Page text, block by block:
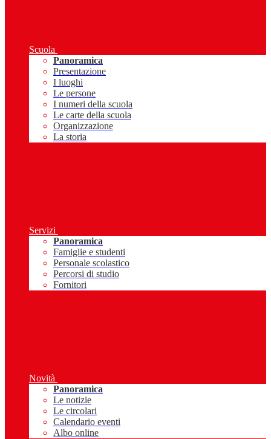
Scuola
Panoramica
Presentazione
I luoghi
Le persone
I numeri della scuola
Le carte della scuola
Organizzazione
La storia
Servizi
Panoramica
Famiglie e studenti
Personale scolastico
Percorsi di studio
Fornitori
Novità
Panoramica
Le notizie
Le circolari
Calendario eventi
Albo online